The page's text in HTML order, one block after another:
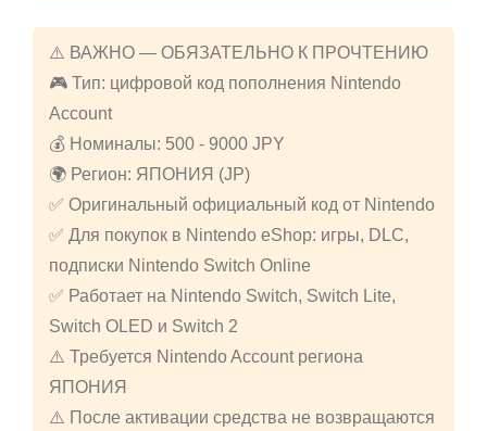
⚠️ ВАЖНО — ОБЯЗАТЕЛЬНО К ПРОЧТЕНИЮ
🎮 Тип: цифровой код пополнения Nintendo
Account
💰 Номиналы: 500 - 9000 JPY
🌍 Регион: ЯПОНИЯ (JP)
✅ Оригинальный официальный код от Nintendo
✅ Для покупок в Nintendo eShop: игры, DLC,
подписки Nintendo Switch Online
✅ Работает на Nintendo Switch, Switch Lite,
Switch OLED и Switch 2
⚠️ Требуется Nintendo Account региона
ЯПОНИЯ
⚠️ После активации средства не возвращаются